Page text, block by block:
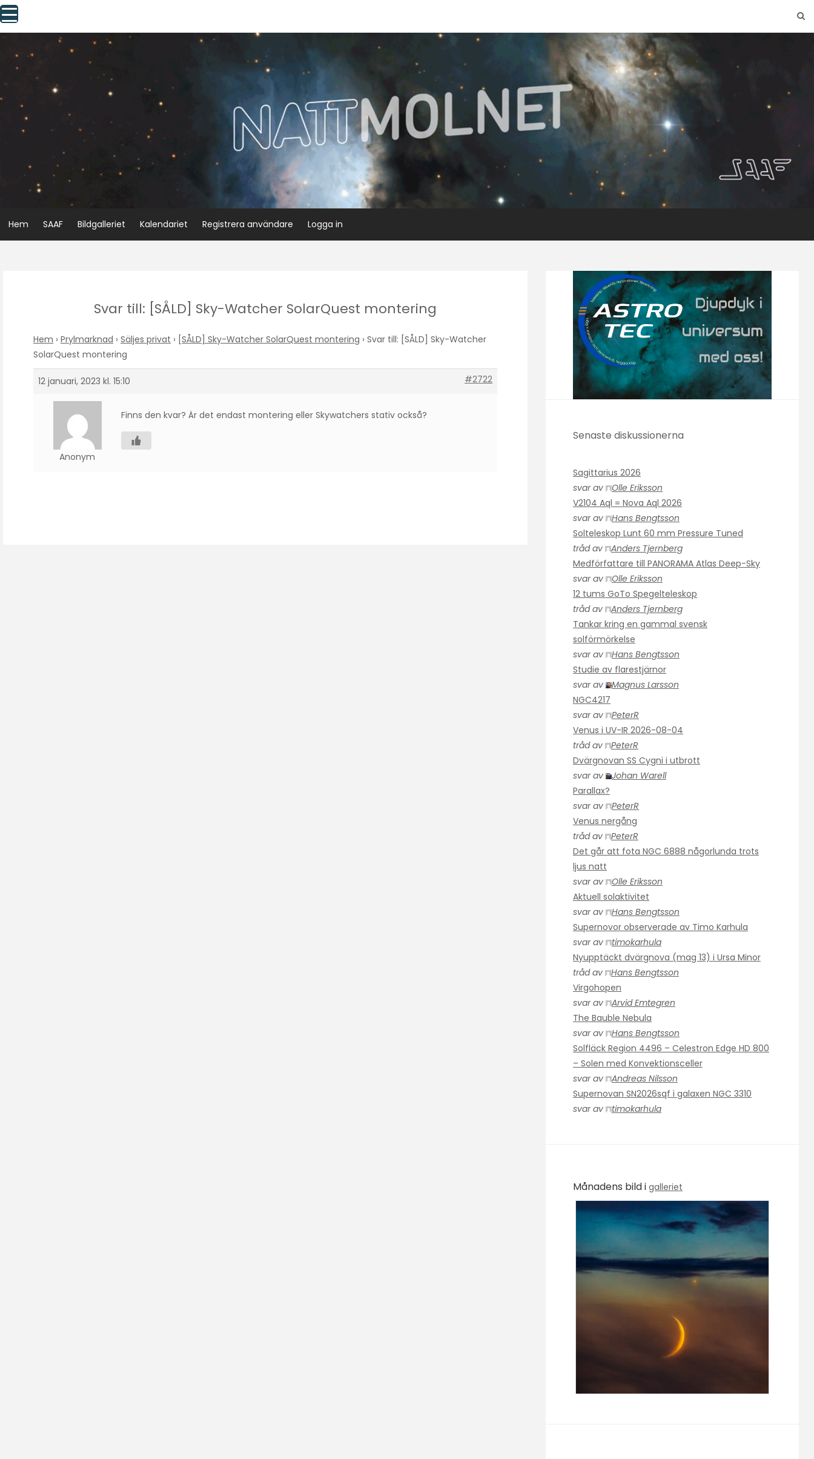
Skip
to
content
Hem SAAF Bildgalleriet Kalendariet Registrera användare Logga in
Svar till: [SÅLD] Sky-Watcher SolarQuest montering
Hem › Prylmarknad › Säljes privat › [SÅLD] Sky-Watcher SolarQuest montering › Svar till: [SÅLD] Sky-Watcher
SolarQuest montering
12 januari, 2023 kl. 15:10 #2722
Anonym
Finns den kvar? Är det endast montering eller Skywatchers stativ också?
Senaste diskussionerna
Sagittarius 2026
svar av
Olle Eriksson
V2104 Aql = Nova Aql 2026
svar av
Hans Bengtsson
Solteleskop Lunt 60 mm Pressure Tuned
tråd av
Anders Tjernberg
Medförfattare till PANORAMA Atlas Deep-Sky
svar av
Olle Eriksson
12 tums GoTo Spegelteleskop
tråd av
Anders Tjernberg
Tankar kring en gammal svensk
solförmörkelse
svar av
Hans Bengtsson
Studie av flarestjärnor
svar av
Magnus Larsson
NGC4217
svar av
PeterR
Venus i UV-IR 2026-08-04
tråd av
PeterR
Dvärgnovan SS Cygni i utbrott
svar av
Johan Warell
Parallax?
svar av
PeterR
Venus nergång
tråd av
PeterR
Det går att fota NGC 6888 någorlunda trots
ljus natt
svar av
Olle Eriksson
Aktuell solaktivitet
svar av
Hans Bengtsson
Supernovor observerade av Timo Karhula
svar av
timokarhula
Nyupptäckt dvärgnova (mag 13) i Ursa Minor
tråd av
Hans Bengtsson
Virgohopen
svar av
Arvid Emtegren
The Bauble Nebula
svar av
Hans Bengtsson
Solfläck Region 4496 – Celestron Edge HD 800
– Solen med Konvektionsceller
svar av
Andreas Nilsson
Supernovan SN2026sqf i galaxen NGC 3310
svar av
timokarhula
Månadens bild i galleriet